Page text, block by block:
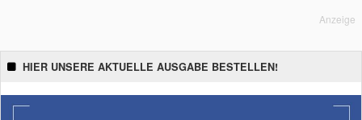
Anzeige
HIER UNSERE AKTUELLE AUSGABE BESTELLEN!